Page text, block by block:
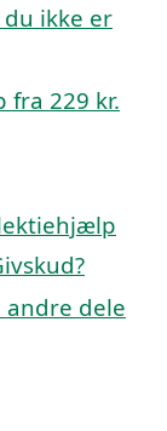
ikke er
229 kr.
dele